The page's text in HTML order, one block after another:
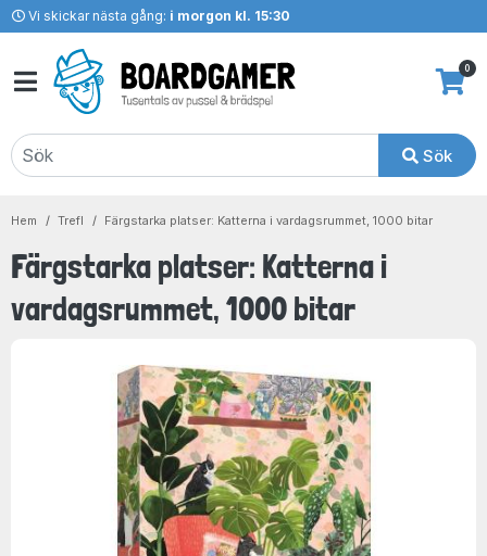
Vi skickar nästa gång: i morgon kl. 15:30
Sök
0
Hem Trefl Färgstarka platser: Katterna i vardagsrummet, 1000 bitar
Färgstarka platser: Katterna i
vardagsrummet, 1000 bitar